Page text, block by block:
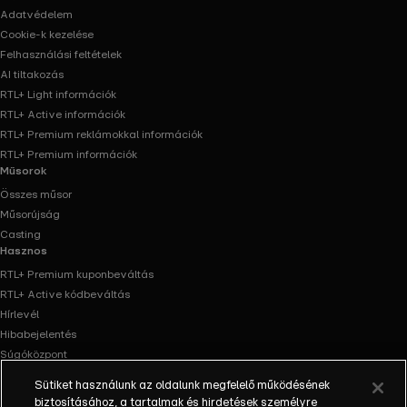
Adatvédelem
Cookie-k kezelése
Felhasználási feltételek
AI tiltakozás
RTL+ Light információk
RTL+ Active információk
RTL+ Premium reklámokkal információk
RTL+ Premium információk
Műsorok
Összes műsor
Műsorújság
Casting
Hasznos
RTL+ Premium kuponbeváltás
RTL+ Active kódbeváltás
Hírlevél
Hibabejelentés
Súgóközpont
Akadálymentesítés
Sütiket használunk az oldalunk megfelelő működésének
biztosításához, a tartalmak és hirdetések személyre